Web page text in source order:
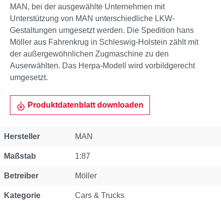
MAN, bei der ausgewählte Unternehmen mit
Unterstützung von MAN unterschiedliche LKW-
Gestaltungen umgesetzt werden. Die Spedition hans
Möller aus Fahrenkrug in Schleswig-Holstein zählt mit
der außergewöhnlichen Zugmaschine zu den
Auserwählten. Das Herpa-Modell wird vorbildgerecht
umgesetzt.
Produktdatenblatt downloaden
Eigenschaft
Hersteller MAN
Maßstab 1:87
Betreiber Möller
Kategorie Cars & Trucks